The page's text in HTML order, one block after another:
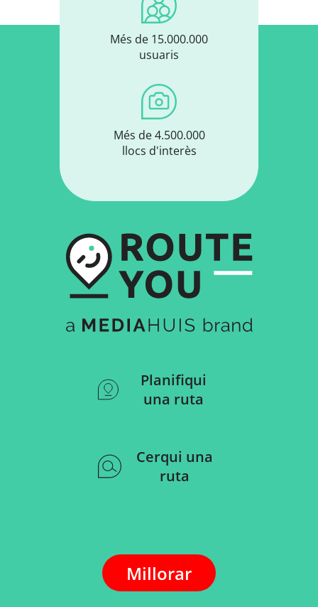
Més de 15.000.000
usuaris
Més de 4.500.000
llocs d'interès
Planifiqui
una ruta
Cerqui una
ruta
Millorar